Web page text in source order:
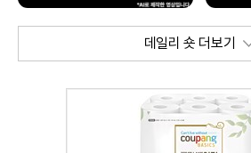
데일리 숏 더보기